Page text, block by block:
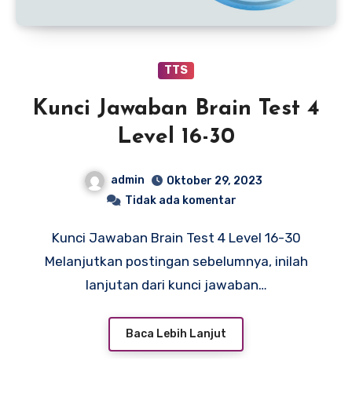
TTS
Kunci Jawaban Brain Test 4
Level 16-30
admin
Oktober 29, 2023
Tidak ada komentar
Kunci Jawaban Brain Test 4 Level 16-30
Melanjutkan postingan sebelumnya, inilah
lanjutan dari kunci jawaban…
Baca Lebih Lanjut